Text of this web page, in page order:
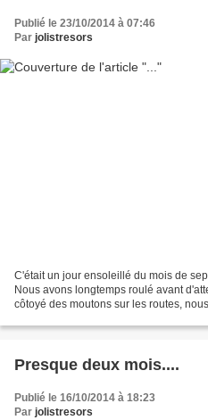
Publié le 23/10/2014 à 07:46
Par jolistresors
C'était un jour ensoleillé du mois de
Nous avons longtemps roulé avant
côtoyé des moutons sur les routes,
Presque deux mois....
Publié le 16/10/2014 à 18:23
Par jolistresors